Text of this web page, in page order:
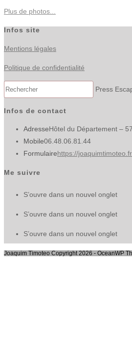
Plus de photos...
Infos site
Mentions légales
Politique de confidentialité
Press
Infos de contact
AdresseHôtel du Département –
Mobile06.48.06.81.44
Formulairehttps://
Me suivre
S’ouvre dans un nouvel onglet
S’ouvre dans un nouvel onglet
S’ouvre dans un nouvel onglet
Joaquim Timoteo Copyright 2026 - OceanWP